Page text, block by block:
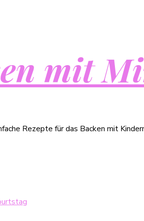
mit
Rezepte für das Backen mit